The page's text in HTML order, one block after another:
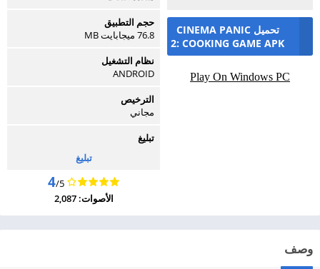
تحميل CINEMA PANIC
2: COOKING GAME APK
Play On Windows PC
حجم التطبيق
76.8 ميجابايت MB
نظام التشغيل
ANDROID
الترخيص
مجاني
تبليغ
تبليغ
4/5
الأصوات: 2,087
وصف